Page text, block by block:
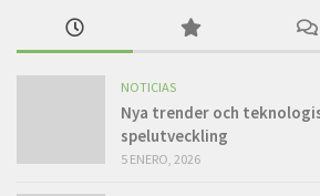
NOTICIAS
Nya trender och
spelutveckling
5 ENERO, 2026